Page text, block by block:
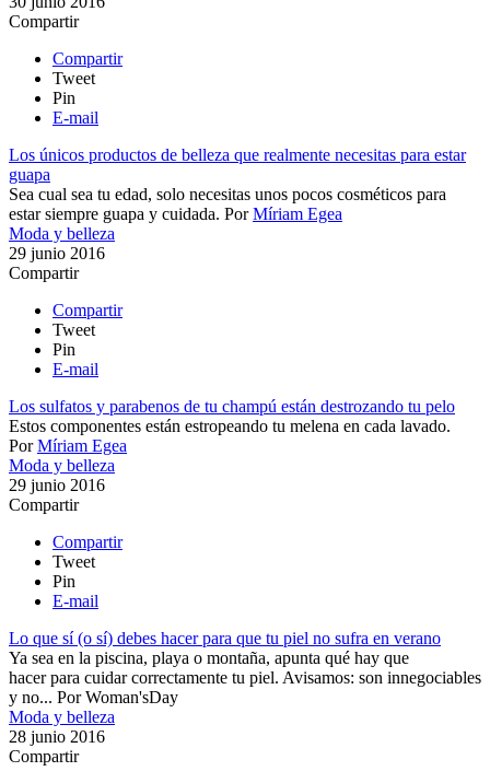
Compartir
Compartir
Tweet
Pin
E-mail
Los únicos productos de belleza que realmente necesitas para estar
guapa
Sea cual sea tu edad, solo necesitas unos pocos cosméticos para
estar siempre guapa y cuidada. PorMíriam Egea
Moda y belleza
29 junio 2016
Compartir
Compartir
Tweet
Pin
E-mail
Los sulfatos y parabenos de tu champú están destrozando tu pelo
​Estos componentes están estropeando tu melena en cada lavado. ​
PorMíriam Egea
Moda y belleza
29 junio 2016
Compartir
Compartir
Tweet
Pin
E-mail
Lo que sí (o sí) debes hacer para que tu piel no sufra en verano
Ya sea en la piscina, playa o montaña, apunta qué hay que
hacer para cuidar correctamente tu piel.​ Avisamos: son innegociables
y no... PorWoman'sDay
Moda y belleza
28 junio 2016
Compartir